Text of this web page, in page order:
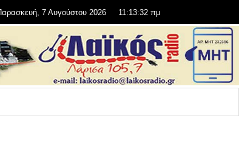
Παρασκευή, 7 Αυγούστου 2026 11:13:34 πμ